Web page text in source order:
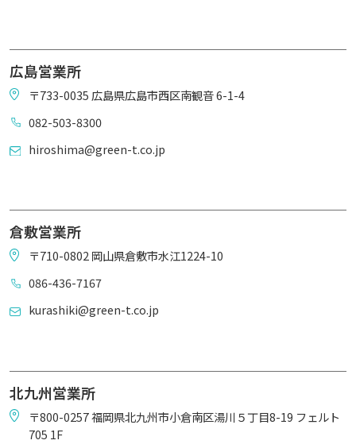
広島営業所
〒733-0035 広島県広島市西区南観音 6-1-4
082-503-8300
hiroshima@green-t.co.jp
倉敷営業所
〒710-0802 岡山県倉敷市水江1224-10
086-436-7167
kurashiki@green-t.co.jp
北九州営業所
〒800-0257 福岡県北九州市小倉南区湯川５丁目8-19 フェルト
705 1F